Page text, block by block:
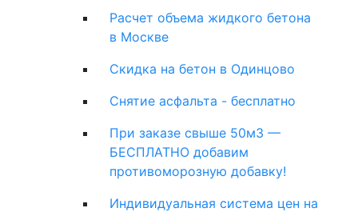
Расчет объема жидкого бетона
в Москве
Скидка на бетон в Одинцово
Снятие асфальта - бесплатно
При заказе свыше 50м3 —
БЕСПЛАТНО добавим
противоморозную добавку!
Индивидуальная система цен на